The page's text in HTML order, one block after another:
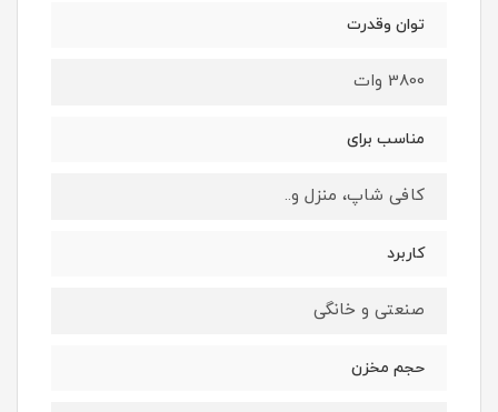
توان وقدرت
3800 وات
مناسب برای
کافی شاپ، منزل و..
کاربرد
صنعتی و خانگی
حجم مخزن